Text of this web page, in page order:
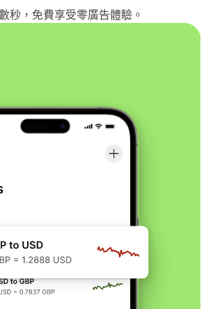
秒，免費享受零廣告體驗。